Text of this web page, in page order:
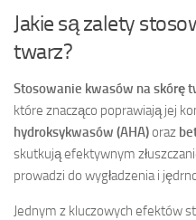
Jakie są zalety
twarz?
Stosowanie kwasów na skórę
które znacząco poprawiają jej
hydroksykwasów (AHA)oraz
skutkują efektywnym
prowadzi do wygładzenia i
Jednym z kluczowych efektów